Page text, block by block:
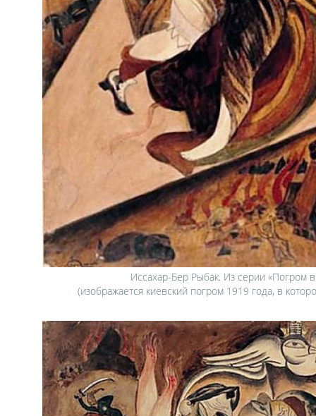
Иссахар-Бер Рыбак. Из серии «Погром
(изображается киевский погром 1919 года, в